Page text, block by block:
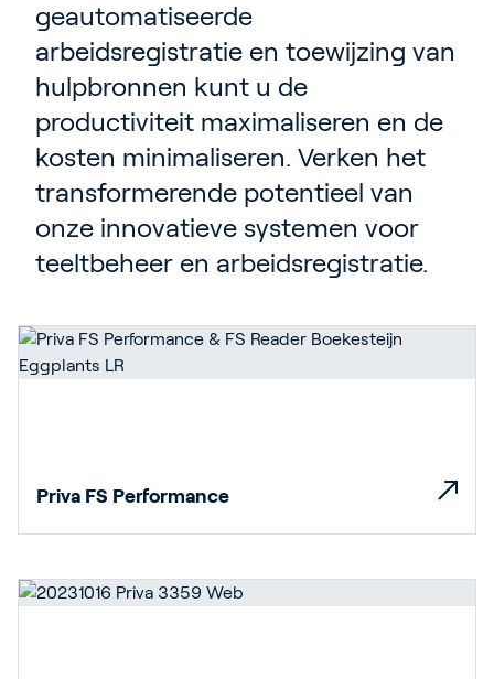
geautomatiseerde
arbeidsregistratie en toewijzing van
hulpbronnen kunt u de
productiviteit maximaliseren en de
kosten minimaliseren. Verken het
transformerende potentieel van
onze innovatieve systemen voor
teeltbeheer en arbeidsregistratie.
Priva FS Performance